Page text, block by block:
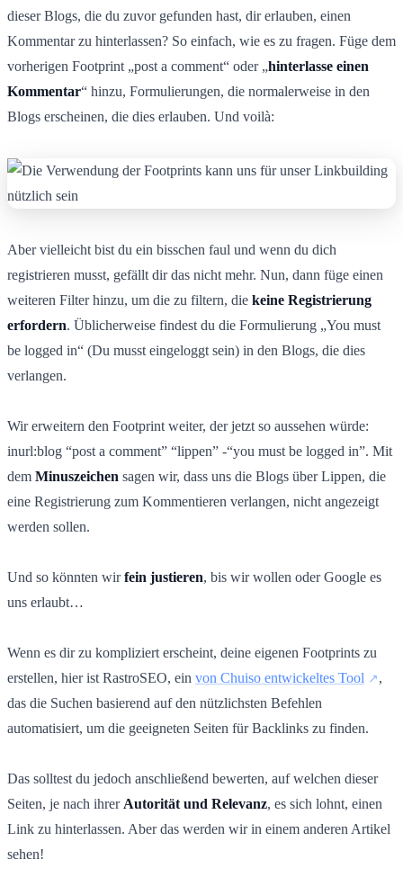
dieser Blogs, die du zuvor gefunden hast, dir erlauben, einen
Kommentar zu hinterlassen? So einfach, wie es zu fragen. Füge dem
vorherigen Footprint „post a comment“ oder „hinterlasse einen
Kommentar“ hinzu, Formulierungen, die normalerweise in den
Blogs erscheinen, die dies erlauben. Und voilà:
Aber vielleicht bist du ein bisschen faul und wenn du dich
registrieren musst, gefällt dir das nicht mehr. Nun, dann füge einen
weiteren Filter hinzu, um die zu filtern, die keine Registrierung
erfordern. Üblicherweise findest du die Formulierung „You must
be logged in“ (Du musst eingeloggt sein) in den Blogs, die dies
verlangen.
Wir erweitern den Footprint weiter, der jetzt so aussehen würde:
inurl:blog “post a comment” “lippen” -“you must be logged in”. Mit
dem Minuszeichen sagen wir, dass uns die Blogs über Lippen, die
eine Registrierung zum Kommentieren verlangen, nicht angezeigt
werden sollen.
Und so könnten wirfein justieren, bis wir wollen oder Google es
uns erlaubt…
Wenn es dir zu kompliziert erscheint, deine eigenen Footprints zu
erstellen, hier ist RastroSEO, ein von Chuiso entwickeltes Tool
,
das die Suchen basierend auf den nützlichsten Befehlen
automatisiert, um die geeigneten Seiten für Backlinks zu finden.
Das solltest du jedoch anschließend bewerten, auf welchen dieser
Seiten, je nach ihrer Autorität und Relevanz, es sich lohnt, einen
Link zu hinterlassen. Aber das werden wir in einem anderen Artikel
sehen!